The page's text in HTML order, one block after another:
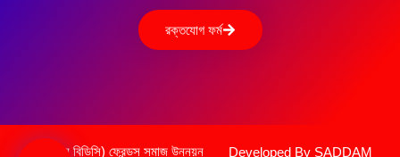
রক্তযোগ ফর্ম
(ফ্রেন্ডস বিডিসি) ফ্রেন্ডস সমাজ উন্নয়ন Developed By SADDAM